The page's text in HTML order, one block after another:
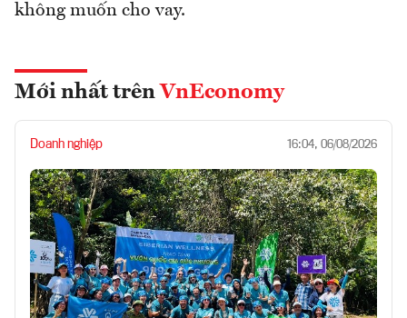
không muốn cho vay.
Mới nhất trên VnEconomy
Doanh nghiệp 16:04, 06/08/2026